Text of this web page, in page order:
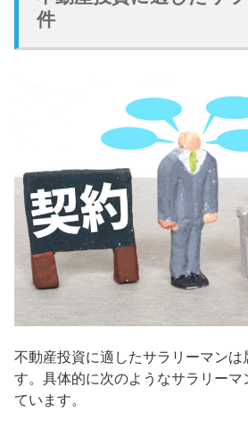
件
不動産投資に適したサラリーマンは
す。具体的に次のようなサラリーマ
ています。